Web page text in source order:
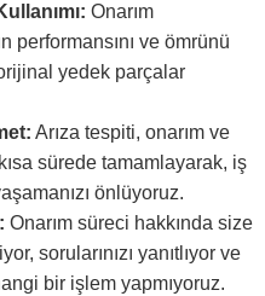
Onarım
performansını ve ömrünü
yedek parçalar
Arıza tespiti, onarım ve
sürede tamamlayarak, iş
önlüyoruz.
Onarım süreci hakkında size
sorularınızı yanıtlıyor ve
bir işlem yapmıyoruz.